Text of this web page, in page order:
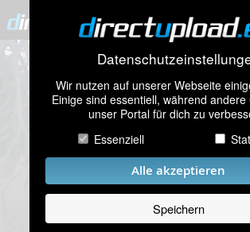
Wir nutzen auf unserer Webseite
Einige sind essentiell, während andere
unser Portal für dich zu
Essenziell
Alle akzeptieren
Speichern